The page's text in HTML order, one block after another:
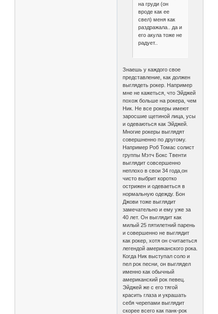
на груди (он
вроде как ее
свел) меня как
раздражала.. да и
его акула тоже не
радует..
Знаешь у каждого свое
представление, как должен
выглядеть рокер. Например
мне не кажеться, что Эйджей
похож больше на рокера, чем
Ник. Не все рокеры имеют
заросшие щетиной лица, усы
и одеваються как Эйджей.
Многие рокеры выглядят
совершненно по другому.
Например Роб Томас солист
группы Мэтч Бокс Твенти
выглядит совсершенно
неплохо в свои 34 года,он
чисто выбрит коротко
острижен и одеваеться в
нормальную одежду. Бон
Джови тоже выглядит
замечательно и ему уже за
40 лет. Он выглядит как
милый 25 пятилетний парень
и совершенно не выглядит
как рокер, хотя он считаеться
легендой американского рока.
Когда Ник выступал соло и
пел рок песни, он выглядел
именно как обычный
американский рок певец.
Эйджей же с его тягой
красить глаза и украшать
себя черепами выглядит
скорее всего как панк-рок